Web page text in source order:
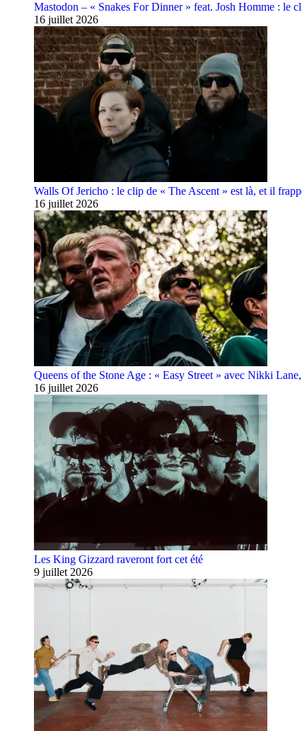
Mastodon – « Snakes For Dinner » feat. Josh Homme : le
16 juillet 2026
Walls Of Jericho : le clip de « The Ascent » est là, et il
16 juillet 2026
Queens of the Stone Age : « Easy Street » avec Nikki
16 juillet 2026
Les King Gizzard raveront fort cet été
9 juillet 2026